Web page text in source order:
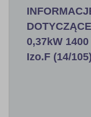
0,37kW
Izo.F (14/